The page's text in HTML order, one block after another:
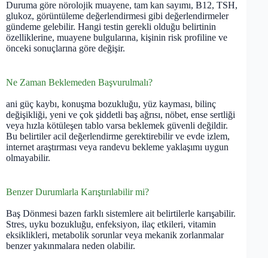
Duruma göre nörolojik muayene, tam kan sayımı, B12, TSH,
glukoz, görüntüleme değerlendirmesi gibi değerlendirmeler
gündeme gelebilir. Hangi testin gerekli olduğu belirtinin
özelliklerine, muayene bulgularına, kişinin risk profiline ve
önceki sonuçlarına göre değişir.
Ne Zaman Beklemeden Başvurulmalı?
ani güç kaybı, konuşma bozukluğu, yüz kayması, bilinç
değişikliği, yeni ve çok şiddetli baş ağrısı, nöbet, ense sertliği
veya hızla kötüleşen tablo varsa beklemek güvenli değildir.
Bu belirtiler acil değerlendirme gerektirebilir ve evde izlem,
internet araştırması veya randevu bekleme yaklaşımı uygun
olmayabilir.
Benzer Durumlarla Karıştırılabilir mi?
Baş Dönmesi bazen farklı sistemlere ait belirtilerle karışabilir.
Stres, uyku bozukluğu, enfeksiyon, ilaç etkileri, vitamin
eksiklikleri, metabolik sorunlar veya mekanik zorlanmalar
benzer yakınmalara neden olabilir.